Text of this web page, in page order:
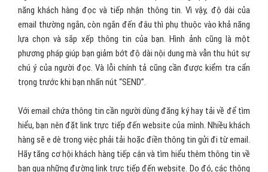
Lưu ý nhỏ là bạn không nên viết hoa toàn bộ các chữ trong tiêu đề,
nếu không email của bạn sẽ “nằm yên” trong Spam. Từ chức danh
và tên người gửi cho đến khi bạn kết thúc email, câu từ và ngôn
ngữ cần mạch lạc, ngắn gọn, truyền tải chính xác nội dung truyền
thông.
năng khách hàng đọc và tiếp nhận thông tin. Vì vậy, độ dài của
email thường ngắn, còn ngắn đến đâu thì phụ thuộc vào khả năng
lựa chọn và sắp xếp thông tin của bạn. Hình ảnh cũng là một
phương pháp giúp bạn giảm bớt độ dài nội dung mà vẫn thu hút sự
chú ý của người đọc. Và lỗi chính tả cũng cần được kiểm tra cẩn